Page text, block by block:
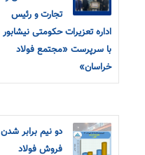
تجارت و رئیس
اداره تعزیرات حکومتی نیشابور
با سرپرست «مجتمع فولاد
خراسان»
دو نیم برابر شدن
فروش فولاد